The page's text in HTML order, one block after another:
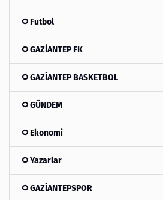
Futbol
GAZİANTEP FK
GAZİANTEP BASKETBOL
GÜNDEM
Ekonomi
Yazarlar
GAZİANTEPSPOR